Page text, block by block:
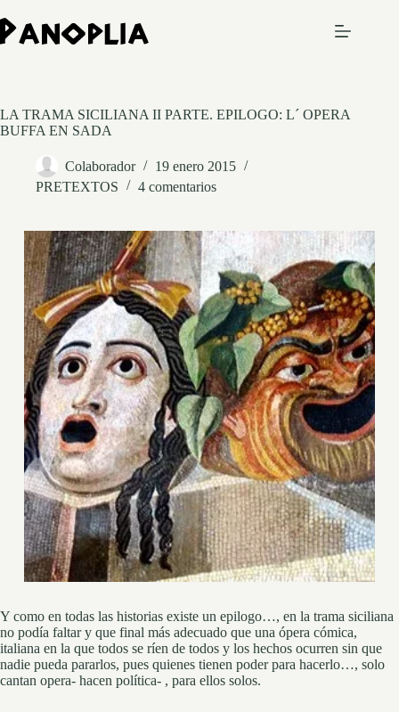
al
contenido
LA TRAMA SICILIANA II PARTE. EPILOGO: L´ OPERA
BUFFA EN SADA
Colaborador
19 enero 2015
PRETEXTOS
4 comentarios
Y como en todas las historias existe un epilogo…, en la trama siciliana
no podía faltar y que final más adecuado que una ópera cómica,
italiana en la que todos se ríen de todos y los hechos ocurren sin que
nadie pueda pararlos, pues quienes tienen poder para hacerlo…, solo
cantan opera- hacen política- , para ellos solos.